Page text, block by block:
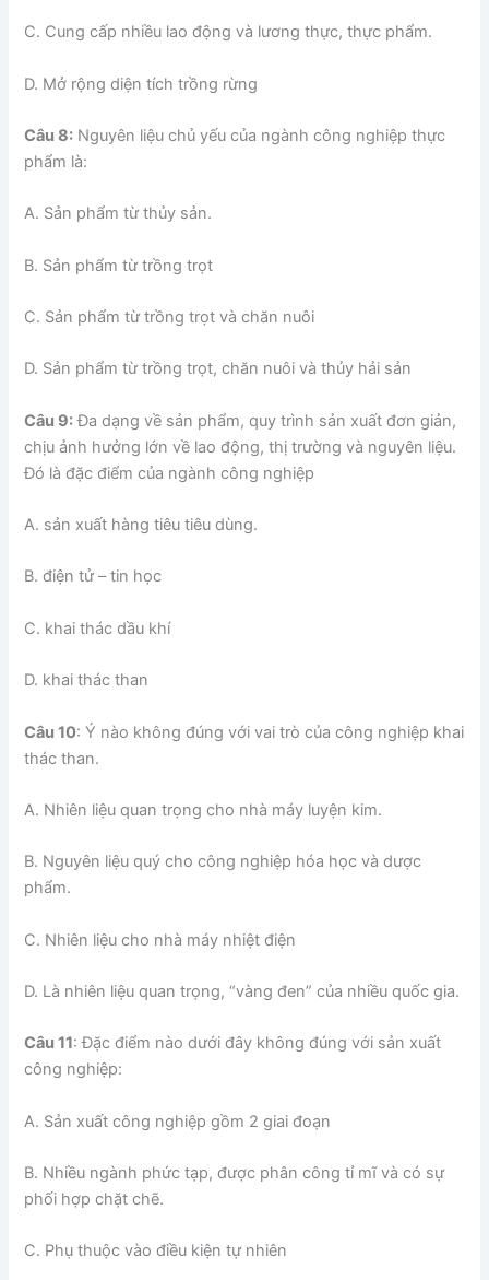
C. Cung cấp nhiều lao động và lương thực, thực phẩm.
D. Mở rộng diện tích trồng rừng
Câu 8: Nguyên liệu chủ yếu của ngành công nghiệp thực
phẩm là:
A. Sản phẩm từ thủy sản.
B. Sản phẩm từ trồng trọt
C. Sản phẩm từ trồng trọt và chăn nuôi
D. Sản phẩm từ trồng trọt, chăn nuôi và thủy hải sản
Câu 9:Đa dạng về sản phẩm, quy trình sản xuất đơn giản,
chịu ảnh hưởng lớn về lao động, thị trường và nguyên liệu.
Đó là đặc điểm của ngành công nghiệp
A. sản xuất hàng tiêu tiêu dùng.
B. điện tử – tin học
C. khai thác dầu khí
D. khai thác than
Câu 10: Ý nào không đúng với vai trò của công nghiệp khai
thác than.
A. Nhiên liệu quan trọng cho nhà máy luyện kim.
B. Nguyên liệu quý cho công nghiệp hóa học và dược
phẩm.
C. Nhiên liệu cho nhà máy nhiệt điện
D. Là nhiên liệu quan trọng, “vàng đen” của nhiều quốc gia.
Câu 11: Đặc điểm nào dưới đây không đúng với sản xuất
công nghiệp:
A. Sản xuất công nghiệp gồm 2 giai đoạn
B. Nhiều ngành phức tạp, được phân công tỉ mĩ và có sự
phối hợp chặt chẽ.
C. Phụ thuộc vào điều kiện tự nhiên